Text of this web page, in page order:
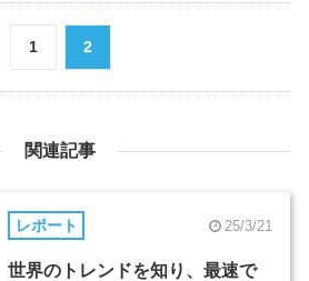
1 2
関連記事
レポート 25/3/21
世界のトレンドを知り、最速で